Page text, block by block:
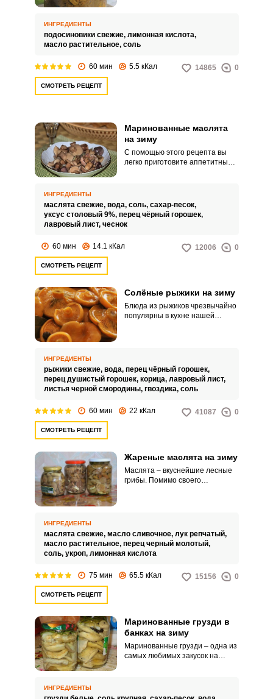
аппетитные грибочки на зиму.
ИНГРЕДИЕНТЫ
подосиновики свежие, лимонная кислота,
масло растительное, соль
60 мин 5.5 кКал 14865 0
СМОТРЕТЬ РЕЦЕПТ
Маринованные маслята
на зиму
С помощью этого рецепта вы
легко приготовите аппетитные
ИНГРЕДИЕНТЫ
маслята свежие, вода, соль, сахар-песок,
уксус столовый 9%, перец чёрный горошек,
лавровый лист, чеснок
60 мин 14.1 кКал 12006 0
СМОТРЕТЬ РЕЦЕПТ
Солёные рыжики на зиму
Блюда из рыжиков чрезвычайно
популярны в кухне нашей
издавна использовали его для
приготовления обедов для всей
семьи.
ИНГРЕДИЕНТЫ
рыжики свежие, вода, перец чёрный горошек,
перец душистый горошек, корица, лавровый лист,
листья черной смородины, гвоздика, соль
60 мин 22 кКал 41087 0
СМОТРЕТЬ РЕЦЕПТ
Жареные маслята на зиму
Маслята – вкуснейшие лесные
грибы. Помимо своего
приготовления.
ИНГРЕДИЕНТЫ
маслята свежие, масло сливочное, лук репчатый,
масло растительное, перец черный молотый,
соль, укроп, лимонная кислота
75 мин 65.5 кКал 15156 0
СМОТРЕТЬ РЕЦЕПТ
Маринованные грузди в
банках на зиму
Маринованные грузди – одна из
самых любимых закусок на
блюдам из мяса, птицы, овощей.
ИНГРЕДИЕНТЫ